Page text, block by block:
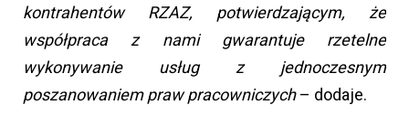
kontrahentów RZAZ, potwierdzającym, że
współpraca z nami gwarantuje rzetelne
wykonywanie usług z jednoczesnym
poszanowaniem praw pracowniczych– dodaje.